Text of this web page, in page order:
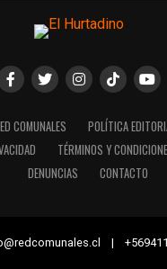
COMUNALES
POLÍTICA
TÉRMINOS Y
DENUNCIAS
CONTACTO
|